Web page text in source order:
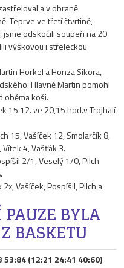
a v obraně
Teprve ve třetí čtvrtině,
odskočili soupeři na 20
výškovou i střeleckou
Horkel a Honza Sikora,
Hlavně Martin pomohl
oběma koši.
15.12. ve 20,15 hod.v Trojhalí
15, Vašíček 12, Smolarčík 8,
4, Vašťák 3.
2/1, Veselý 1/0, Pilch
Vašíček, Pospíšil, Pilch a
BYLA
BASKETU
53:84 (12:21 24:41 40:60)